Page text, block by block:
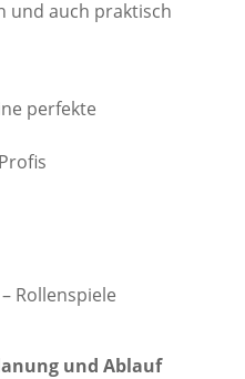
und auch praktisch
perfekte
Rollenspiele
und Ablauf